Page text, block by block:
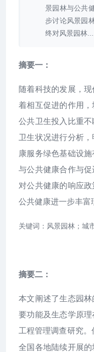
景园林与公共
步讨论风景园
终对风景园林
摘要一：
随着科技的发展，
着相互促进的作用
公共卫生投入比重
卫生状况进行分析
康服务绿色基础设
与公共健康合作与
对公共健康的响应
公共健康进一步丰富
关键词：风景园林；城
摘要二：
本文阐述了生态园
要功能及生态学原
工程管理调查研究
全国各地陆续开展